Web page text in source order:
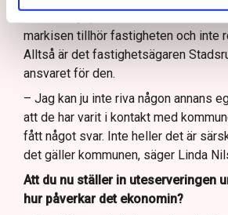
markisen tillhör fastigheten och inte
Alltså är det fastighetsägaren
ansvaret för den.
– Jag kan ju inte riva någon annans
att de har varit i kontakt med
fått något svar. Inte heller det är
det gäller kommunen, säger Linda
Att du nu ställer in uteserveringen
hur påverkar det ekonomin?